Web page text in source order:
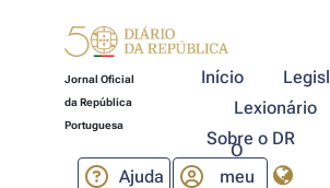
Jornal Oficial
da República
Portuguesa
Início
Lexionário
Sobre o DR
Ajuda
O
meu